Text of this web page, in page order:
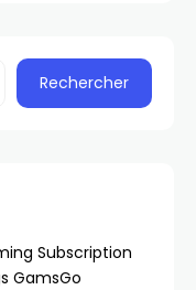
Rechercher
Subscription
GamsGo